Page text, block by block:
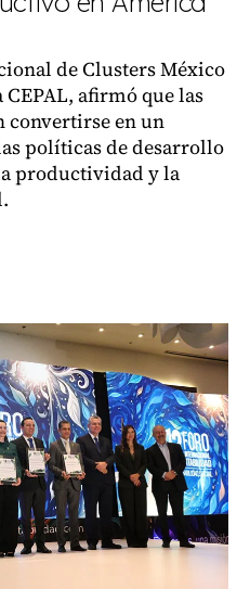
de Clusters México
afirmó que las
convertirse en un
políticas de desarrollo
productividad y la